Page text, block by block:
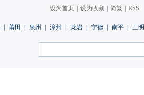
设为首页 设为收藏 简繁 RSS
莆田 泉州 漳州 龙岩 宁德 南平 三明